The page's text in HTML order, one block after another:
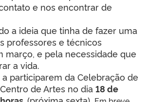
e nos encontrar de
a ideia que tinha de fazer uma
professores e técnicos
março, e pela necessidade que
a vida.
participarem da Celebração de
de Artes no dia 18 de